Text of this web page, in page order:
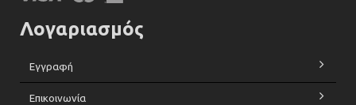
Λογαριασμός
Εγγραφή
Επικοινωνία